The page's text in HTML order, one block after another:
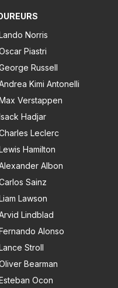
ie in iedergeval ma
Norris
Piastri
Russell
Kimi Antonelli
Verstappen
Hadjar
Leclerc
Hamilton
Albon
Sainz
Lawson
Lindblad
Alonso
Stroll
Bearman
Ocon